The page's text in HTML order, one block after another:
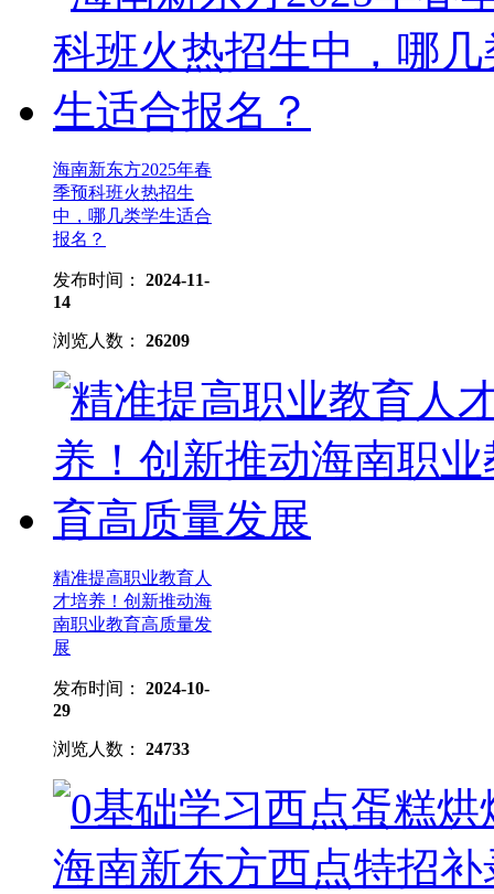
海南新东方2025年春
季预科班火热招生
中，哪几类学生适合
报名？
发布时间： 2024-11-
14
浏览人数： 26209
精准提高职业教育人
才培养！创新推动海
南职业教育高质量发
展
发布时间： 2024-10-
29
浏览人数： 24733